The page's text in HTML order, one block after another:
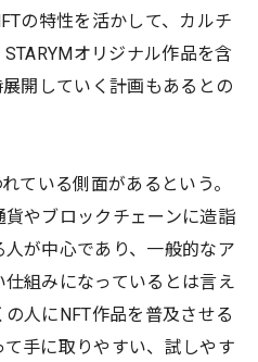
の特性を活かして、カルチ
オリジナル作品を含
開していく計画もあるとの
ている側面があるという。
やブロックチェーンに造詣
が中心であり、一般的なア
組みになっているとは言え
人にNFT作品を普及させる
手に取りやすい、試しやす